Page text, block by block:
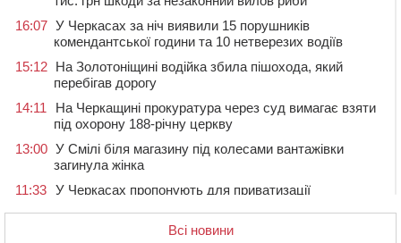
16:07 У Черкасах за ніч виявили 15 порушників
комендантської години та 10 нетверезих водіїв
15:12 На Золотоніщині водійка збила пішохода, який
перебігав дорогу
14:11
На Черкащині прокуратура через суд вимагає взяти
під охорону 188-річну церкву
13:00 У Смілі біля магазину під колесами вантажівки
загинула жінка
11:33 У Черкасах пропонують для приватизації
Не вистачає стажу для пенсії: як його докупити та що
Всі новини